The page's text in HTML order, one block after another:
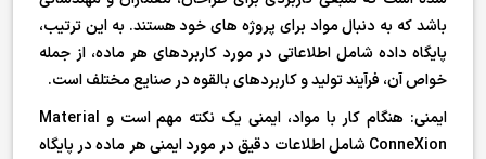
باشد که به دنبال مواد برای پروژه های خود هستند. به این ترتیب،
پایگاه داده شامل اطلاعاتی در مورد کاربردهای هر ماده، از جمله
خواص آن، فرآیند تولید و کاربردهای بالقوه در صنایع مختلف است.
ایمنی: هنگام کار با مواد، ایمنی یک نکته مهم است و Material
ConneXion شامل اطلاعات دقیق در مورد ایمنی هر ماده در پایگاه